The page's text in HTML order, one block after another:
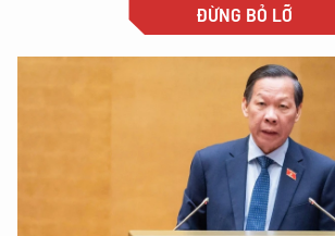
ĐỪNG BỎ LỠ